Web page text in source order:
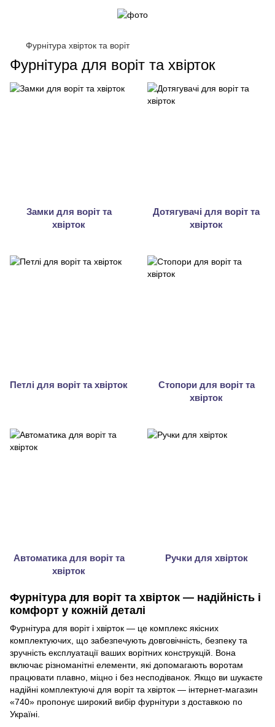
Фурнітура хвірток та воріт
Фурнітура для воріт та хвірток
Фурнітура для воріт та хвірток — надійність і
комфорт у кожній деталі
Фурнітура для воріт і хвірток — це комплекс якісних
комплектуючих, що забезпечують довговічність, безпеку та
зручність експлуатації ваших ворітних конструкцій. Вона
включає різноманітні елементи, які допомагають воротам
працювати плавно, міцно і без несподіванок. Якщо ви шукаєте
надійні комплектуючі для воріт та хвірток — інтернет-магазин
«740» пропонує широкий вибір фурнітури з доставкою по
Україні.
Замки для воріт та
хвірток
Дотягувачі для воріт та
хвірток
Петлі для воріт та хвірток
Стопори для воріт та
хвірток
Автоматика для воріт та
хвірток
Ручки для хвірток